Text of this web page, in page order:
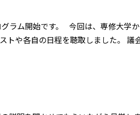
ラム開始です。 今回は、専修大学
や各自の日程を聴取しました。 議